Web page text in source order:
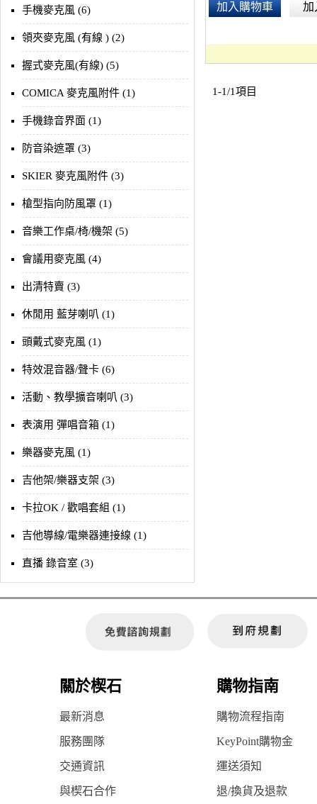
手機麥克風 (6)
領夾麥克風 (有線 ) (2)
握式麥克風(有線) (5)
COMICA 麥克風附件 (1)
手機錄音界面 (1)
防音染遮罩 (3)
SKIER 麥克風附件 (3)
槍型指向防風罩 (1)
音樂工作桌/椅/機架 (5)
會議用麥克風 (4)
出清特賣 (3)
休閒用 藍芽喇叭 (1)
頭戴式麥克風 (1)
特效混音器/聲卡 (6)
活動、教學擴音喇叭 (3)
表演用 彈唱音箱 (1)
樂器麥克風 (1)
吉他架/樂器支架 (3)
卡拉OK / 歡唱套組 (1)
吉他導線/電樂器連接線 (1)
直播 錄音室 (3)
加入購物車 加
1-1/1項目
關於楔石 購物指南
最新消息 購物流程指南
服務團隊 KeyPoint購物金
交通資訊 運送須知
與楔石合作 退/換貨及退款